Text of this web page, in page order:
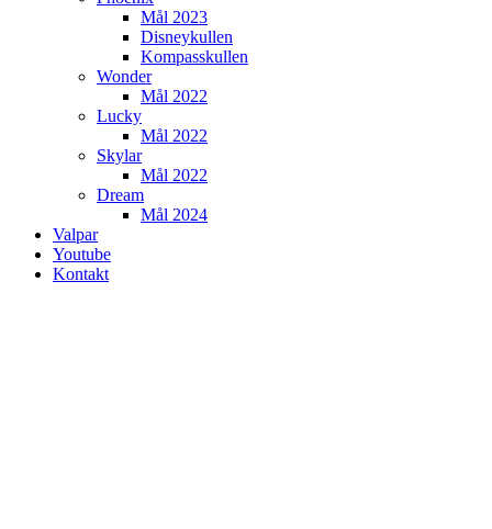
Mål 2023
Disneykullen
Kompasskullen
Wonder
Mål 2022
Lucky
Mål 2022
Skylar
Mål 2022
Dream
Mål 2024
Valpar
Youtube
Kontakt